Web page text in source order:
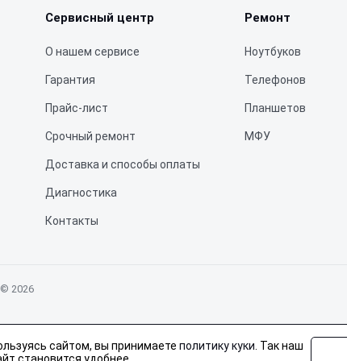
Сервисный центр
О нашем сервисе
Гарантия
Прайс-лист
Срочный ремонт
Доставка и способы оплаты
Диагностика
Контакты
Ремонт
Ноутбуков
Телефонов
Планшетов
МФУ
2026
и не является публичной офертой, определяемой положениями
Fplus, но не являемся их официальным представителем.
сайтом, вы принимаете политику куки . Так наш